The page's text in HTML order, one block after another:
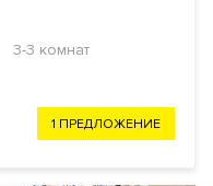
3-3 комнат
1 ПРЕДЛОЖЕНИЕ